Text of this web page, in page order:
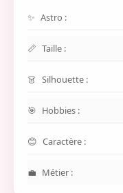
Astro :
Taille :
Silhouette :
Hobbies :
Caractère :
Métier :